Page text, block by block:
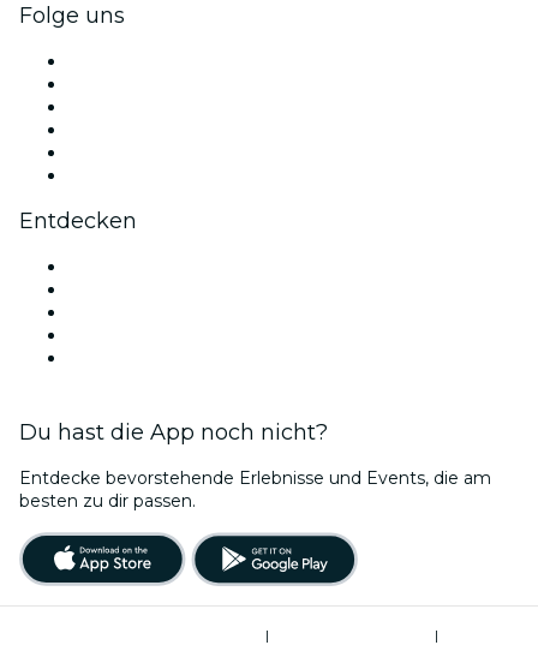
Folge uns
Entdecken
Du hast die App noch nicht?
Entdecke bevorstehende Erlebnisse und Events, die am
besten zu dir passen.
|
|